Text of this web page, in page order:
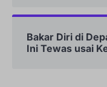
Bakar Diri di
Ini Tewas usai